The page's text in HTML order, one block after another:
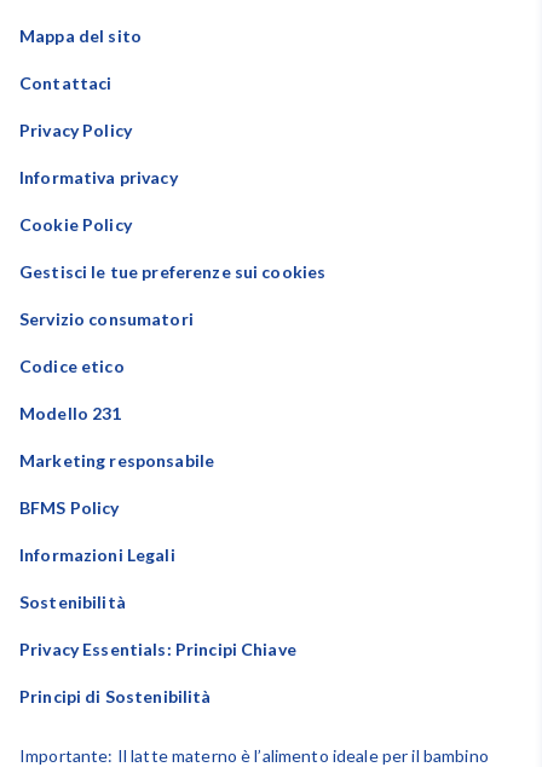
Importante: Il latte materno è l’alimento ideale per il bambino
Mappa del sito
Contattaci
Privacy Policy
Informativa privacy
Cookie Policy
Gestisci le tue preferenze sui cookies
Servizio consumatori
Codice etico
Modello 231
Marketing responsabile
BFMS Policy
Informazioni Legali
Sostenibilità
Privacy Essentials: Principi Chiave
Principi di Sostenibilità